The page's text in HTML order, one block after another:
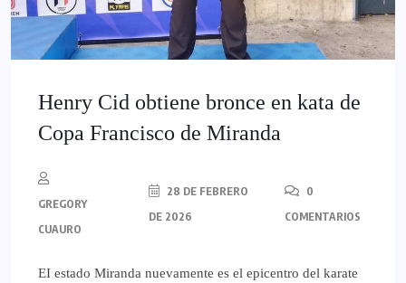
Henry Cid obtiene bronce en kata de
Copa Francisco de Miranda
GREGORY
CUAURO
28 DE FEBRERO
DE 2026
0
COMENTARIOS
EI estado Miranda nuevamente es el epicentro del karate